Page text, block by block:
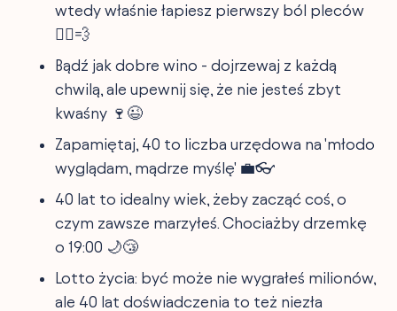
wtedy właśnie łapiesz pierwszy ból pleców
🏃‍♂️💨
Bądź jak dobre wino - dojrzewaj z każdą
chwilą, ale upewnij się, że nie jesteś zbyt
kwaśny 🍷😉
Zapamiętaj, 40 to liczba urzędowa na 'młodo
wyglądam, mądrze myślę' 💼👓
40 lat to idealny wiek, żeby zacząć coś, o
czym zawsze marzyłeś. Chociażby drzemkę
o 19:00 🌙😴
Lotto życia: być może nie wygrałeś milionów,
ale 40 lat doświadczenia to też niezła